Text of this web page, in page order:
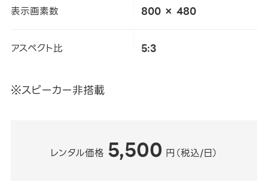
表示画素数 800 × 480
アスペクト比 5:3
※スピーカー非搭載
レンタル価格 5,500 円（税込/日）